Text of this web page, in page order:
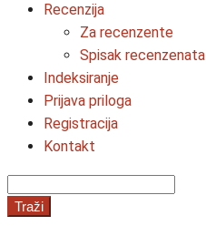
Recenzija
Za recenzente
Spisak recenzenata
Indeksiranje
Prijava priloga
Registracija
Kontakt
Traži